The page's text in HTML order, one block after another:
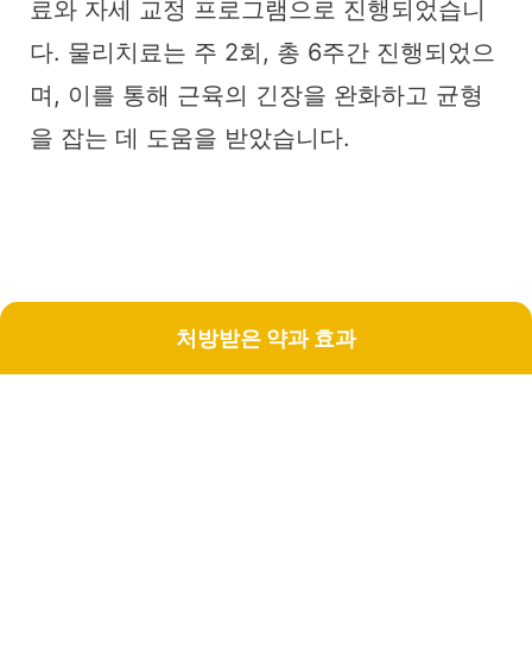
료와 자세 교정 프로그램으로 진행되었습니
다. 물리치료는 주 2회, 총 6주간 진행되었으
며, 이를 통해 근육의 긴장을 완화하고 균형
을 잡는 데 도움을 받았습니다.
처방받은 약과 효과